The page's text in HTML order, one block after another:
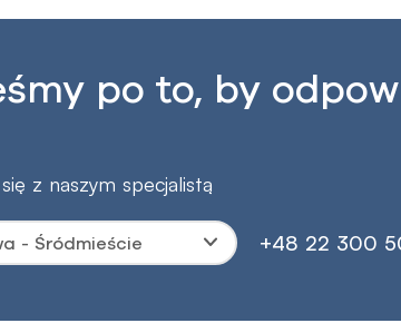
po to, by
z naszym specjalistą
- Śródmieście +48 22 300